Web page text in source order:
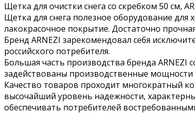
Щетка для очистки снега со скребком 50 см,
Щетка для снега полезное оборудование
лакокрасочное покрытие. Достаточно
Бренд ARNEZI зарекомендовал себя
российского потребителя.
Большая часть производства бренда
задействованы производственные
Качество товаров проходит многократный
высочайший уровень надежности,
обеспечивать потребителей